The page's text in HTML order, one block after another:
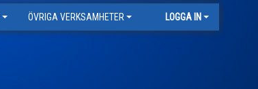
ÖVRIGA VERKSAMHETER LOGGA IN